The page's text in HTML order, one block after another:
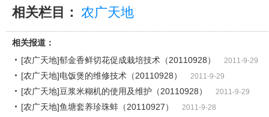
相关栏目： 农广天地
相关报道：
[农广天地]郁金香鲜切花促成栽培技术（20110928）
2011-9-29
[农广天地]电饭煲的维修技术（20110928） 2011-9-29
[农广天地]豆浆米糊机的使用及维护（20110928） 2011-9-29
[农广天地]鱼塘套养珍珠蚌（20110927） 2011-9-28